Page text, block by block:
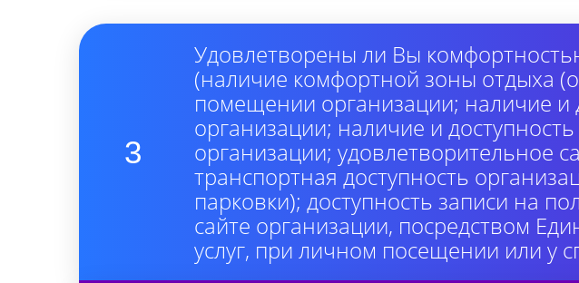
3
Удовлетворены ли Вы
(наличие комфортной зоны отдыха
помещении организации; наличие
организации; наличие и
организации; удовлетворительное
транспортная доступность
парковки); доступность записи на
сайте организации, посредством
услуг, при личном посещении или у